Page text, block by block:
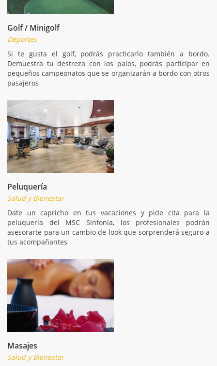
Golf / Minigolf
Deportes
Si te gusta el golf, podrás practicarlo también a bordo.
Demuestra tu destreza con los palos, podrás participar en
pequeños campeonatos que se organizarán a bordo con otros
pasajeros
Peluquería
Salud y Bienestar
Date un capricho en tus vacaciones y pide cita para la
peluquería del MSC Sinfonía, los profesionales podrán
asesorarte para un cambio de look que sorprenderá seguro a
tus acompañantes
Masajes
Salud y Bienestar